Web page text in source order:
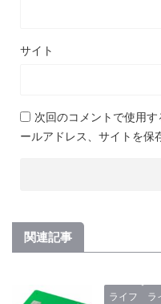
サイト
次回のコメントで使用
ールアドレス、サイトを保
関連記事
ライフ ラ